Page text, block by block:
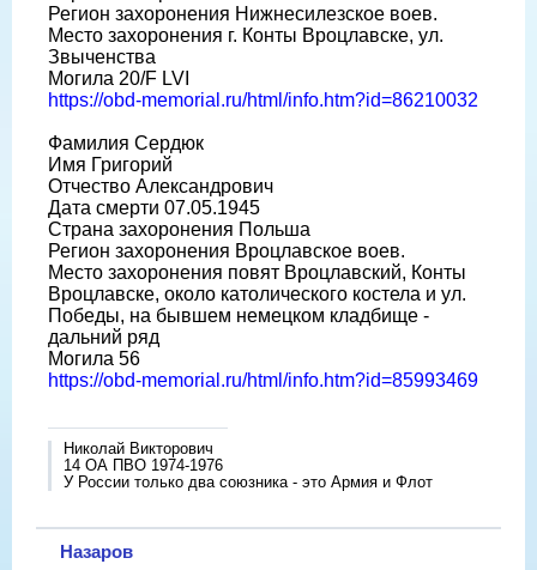
Регион захоронения Нижнесилезское воев.
Место захоронения г. Конты Вроцлавске, ул.
Звыченства
Могила 20/F LVI
https://obd-memorial.ru/html/info.htm?id=86210032
Фамилия Сердюк
Имя Григорий
Отчество Александрович
Дата смерти 07.05.1945
Страна захоронения Польша
Регион захоронения Вроцлавское воев.
Место захоронения повят Вроцлавский, Конты
Вроцлавске, около католического костела и ул.
Победы, на бывшем немецком кладбище -
дальний ряд
Могила 56
https://obd-memorial.ru/html/info.htm?id=85993469
Николай Викторович
14 ОА ПВО 1974-1976
У России только два союзника - это Армия и Флот
Назаров